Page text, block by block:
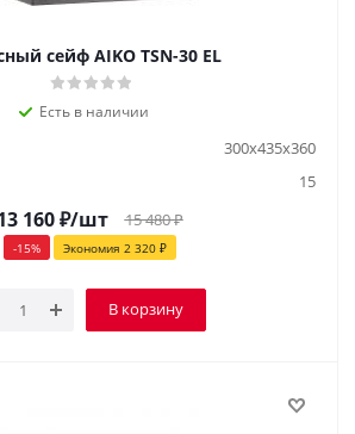
сейф AIKO ТSN-30 EL
Есть в наличии
300х435х360
15
160₽/шт 15 480₽
-15% Экономия 2 320₽
В корзину